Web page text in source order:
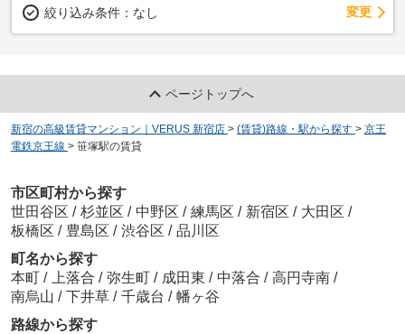
絞り込み条件： なし 変更
ページトップへ
新宿の高級賃貸マンション｜VERUS 新宿店 > (賃貸)路線・駅から探す > 京王
電鉄京王線 > 笹塚駅の賃貸
市区町村から探す
世田谷区 / 杉並区 / 中野区 / 練馬区 / 新宿区 / 大田区 /
板橋区 / 豊島区 / 渋谷区 / 品川区
町名から探す
本町 / 上落合 / 弥生町 / 成田東 / 中落合 / 高円寺南 /
南烏山 / 下井草 / 千歳台 / 幡ヶ谷
路線から探す